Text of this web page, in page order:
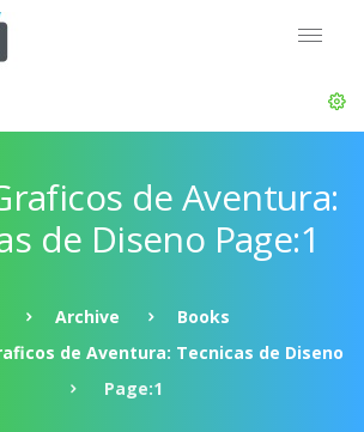
de Aventura:
de Diseno Page:1
Archive
Books
de Aventura: Tecnicas de Diseno
Page:1